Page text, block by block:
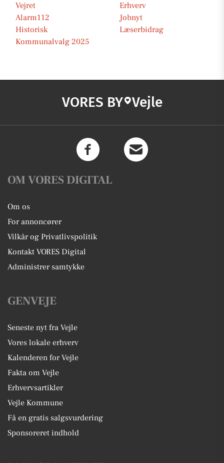
Vejret
Erhverv
Alarm112
Jobnyt
Historisk
Læserbidrag
Kommunalvalg 2025
VORES BY Vejle
OM VORES DIGITAL
Om os
For annoncører
Vilkår og Privatlivspolitik
Kontakt VORES Digital
Administrer samtykke
GENVEJE
Seneste nyt fra Vejle
Vores lokale erhverv
Kalenderen for Vejle
Fakta om Vejle
Erhvervsartikler
Vejle Kommune
Få en gratis salgsvurdering
Sponsoreret indhold